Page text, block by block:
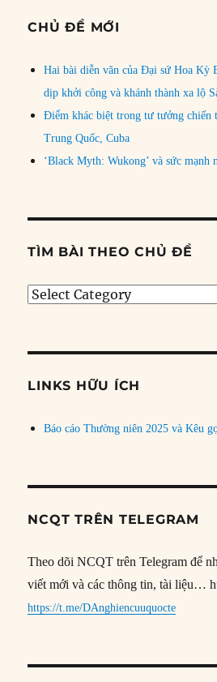
CHỦ ĐỀ MỚI
Hai bài diễn văn của Đại sứ Hoa Kỳ
dịp khởi công và khánh thành xa lộ
Điểm khác biệt trong tư tưởng chiến
Trung Quốc, Cuba
‘Black Myth: Wukong’ và sức mạnh
TÌM BÀI THEO CHỦ ĐỀ
Tìm
đề
LINKS HỮU ÍCH
Báo cáo Thường niên 2025 và Kêu
NCQT TRÊN TELEGRAM
Theo dõi NCQT trên Telegram để
viết mới và các thông tin, tài liệu…
https://t.me/DAnghiencuuquocte